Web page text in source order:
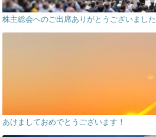
株主総会へのご出席ありがとうございました
あけましておめでとうございます！